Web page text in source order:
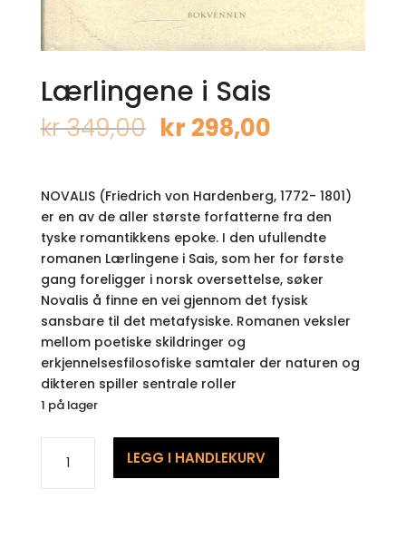
Lærlingene i Sais
kr349,00 Opprinnelig
kr 349,00.
kr 298,00
kr 298,00.
NOVALIS (Friedrich von Hardenberg, 1772- 1801)
er en av de aller største forfatterne fra den
tyske romantikkens epoke. I den ufullendte
romanen Lærlingene i Sais, som her for første
gang foreligger i norsk oversettelse, søker
Novalis å finne en vei gjennom det fysisk
sansbare til det metafysiske. Romanen veksler
mellom poetiske skildringer og
erkjennelsesfilosofiske samtaler der naturen og
dikteren spiller sentrale roller
1 på lager
Sais
LEGG I HANDLEKURV